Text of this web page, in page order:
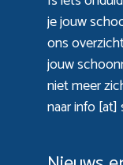
je jouw
ons
jouw
niet meer
naar info